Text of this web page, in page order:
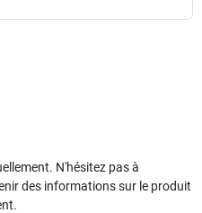
N'hésitez pas à
des informations sur le produit